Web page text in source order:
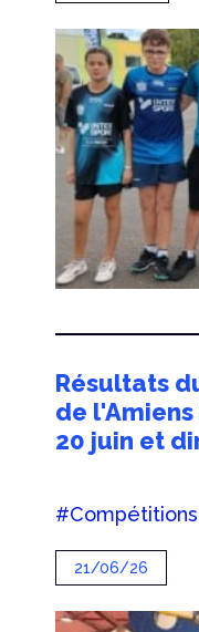
Résultats
de
20 juin et
#Compétitions
21/06/26